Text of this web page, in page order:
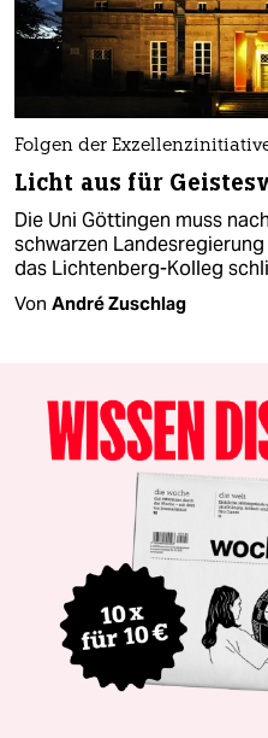
Folgen der
Licht aus für
Die Uni Göttingen muss
schwarzen
das Lichtenberg-Kolleg
Von André Zuschlag